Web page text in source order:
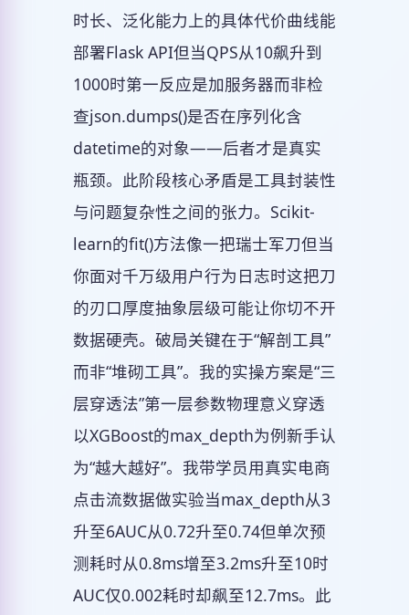
时长、泛化能力上的具体代价曲线能
部署Flask API但当QPS从10飙升到
1000时第一反应是加服务器而非检
查json.dumps()是否在序列化含
datetime的对象——后者才是真实
瓶颈。此阶段核心矛盾是工具封装性
与问题复杂性之间的张力。Scikit-
learn的fit()方法像一把瑞士军刀但当
你面对千万级用户行为日志时这把刀
的刃口厚度抽象层级可能让你切不开
数据硬壳。破局关键在于“解剖工具”
而非“堆砌工具”。我的实操方案是“三
层穿透法”第一层参数物理意义穿透
以XGBoost的max_depth为例新手认
为“越大越好”。我带学员用真实电商
点击流数据做实验当max_depth从3
升至6AUC从0.72升至0.74但单次预
测耗时从0.8ms增至3.2ms升至10时
AUC仅0.002耗时却飙至12.7ms。此